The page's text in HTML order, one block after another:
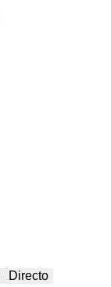
Directo